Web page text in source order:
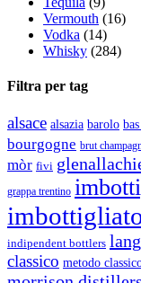
Vermouth (16)
Vodka (14)
Whisky (284)
Filtra per tag
alsace alsazia barolo
bourgogne brut
mòr fivi
grappa trentino
indipendent bottlers
classico metodo